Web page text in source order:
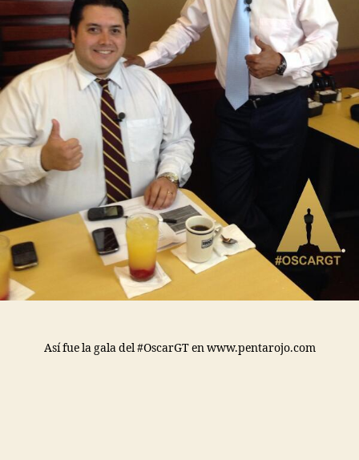
Así fue la gala del #OscarGT en www.pentarojo.com